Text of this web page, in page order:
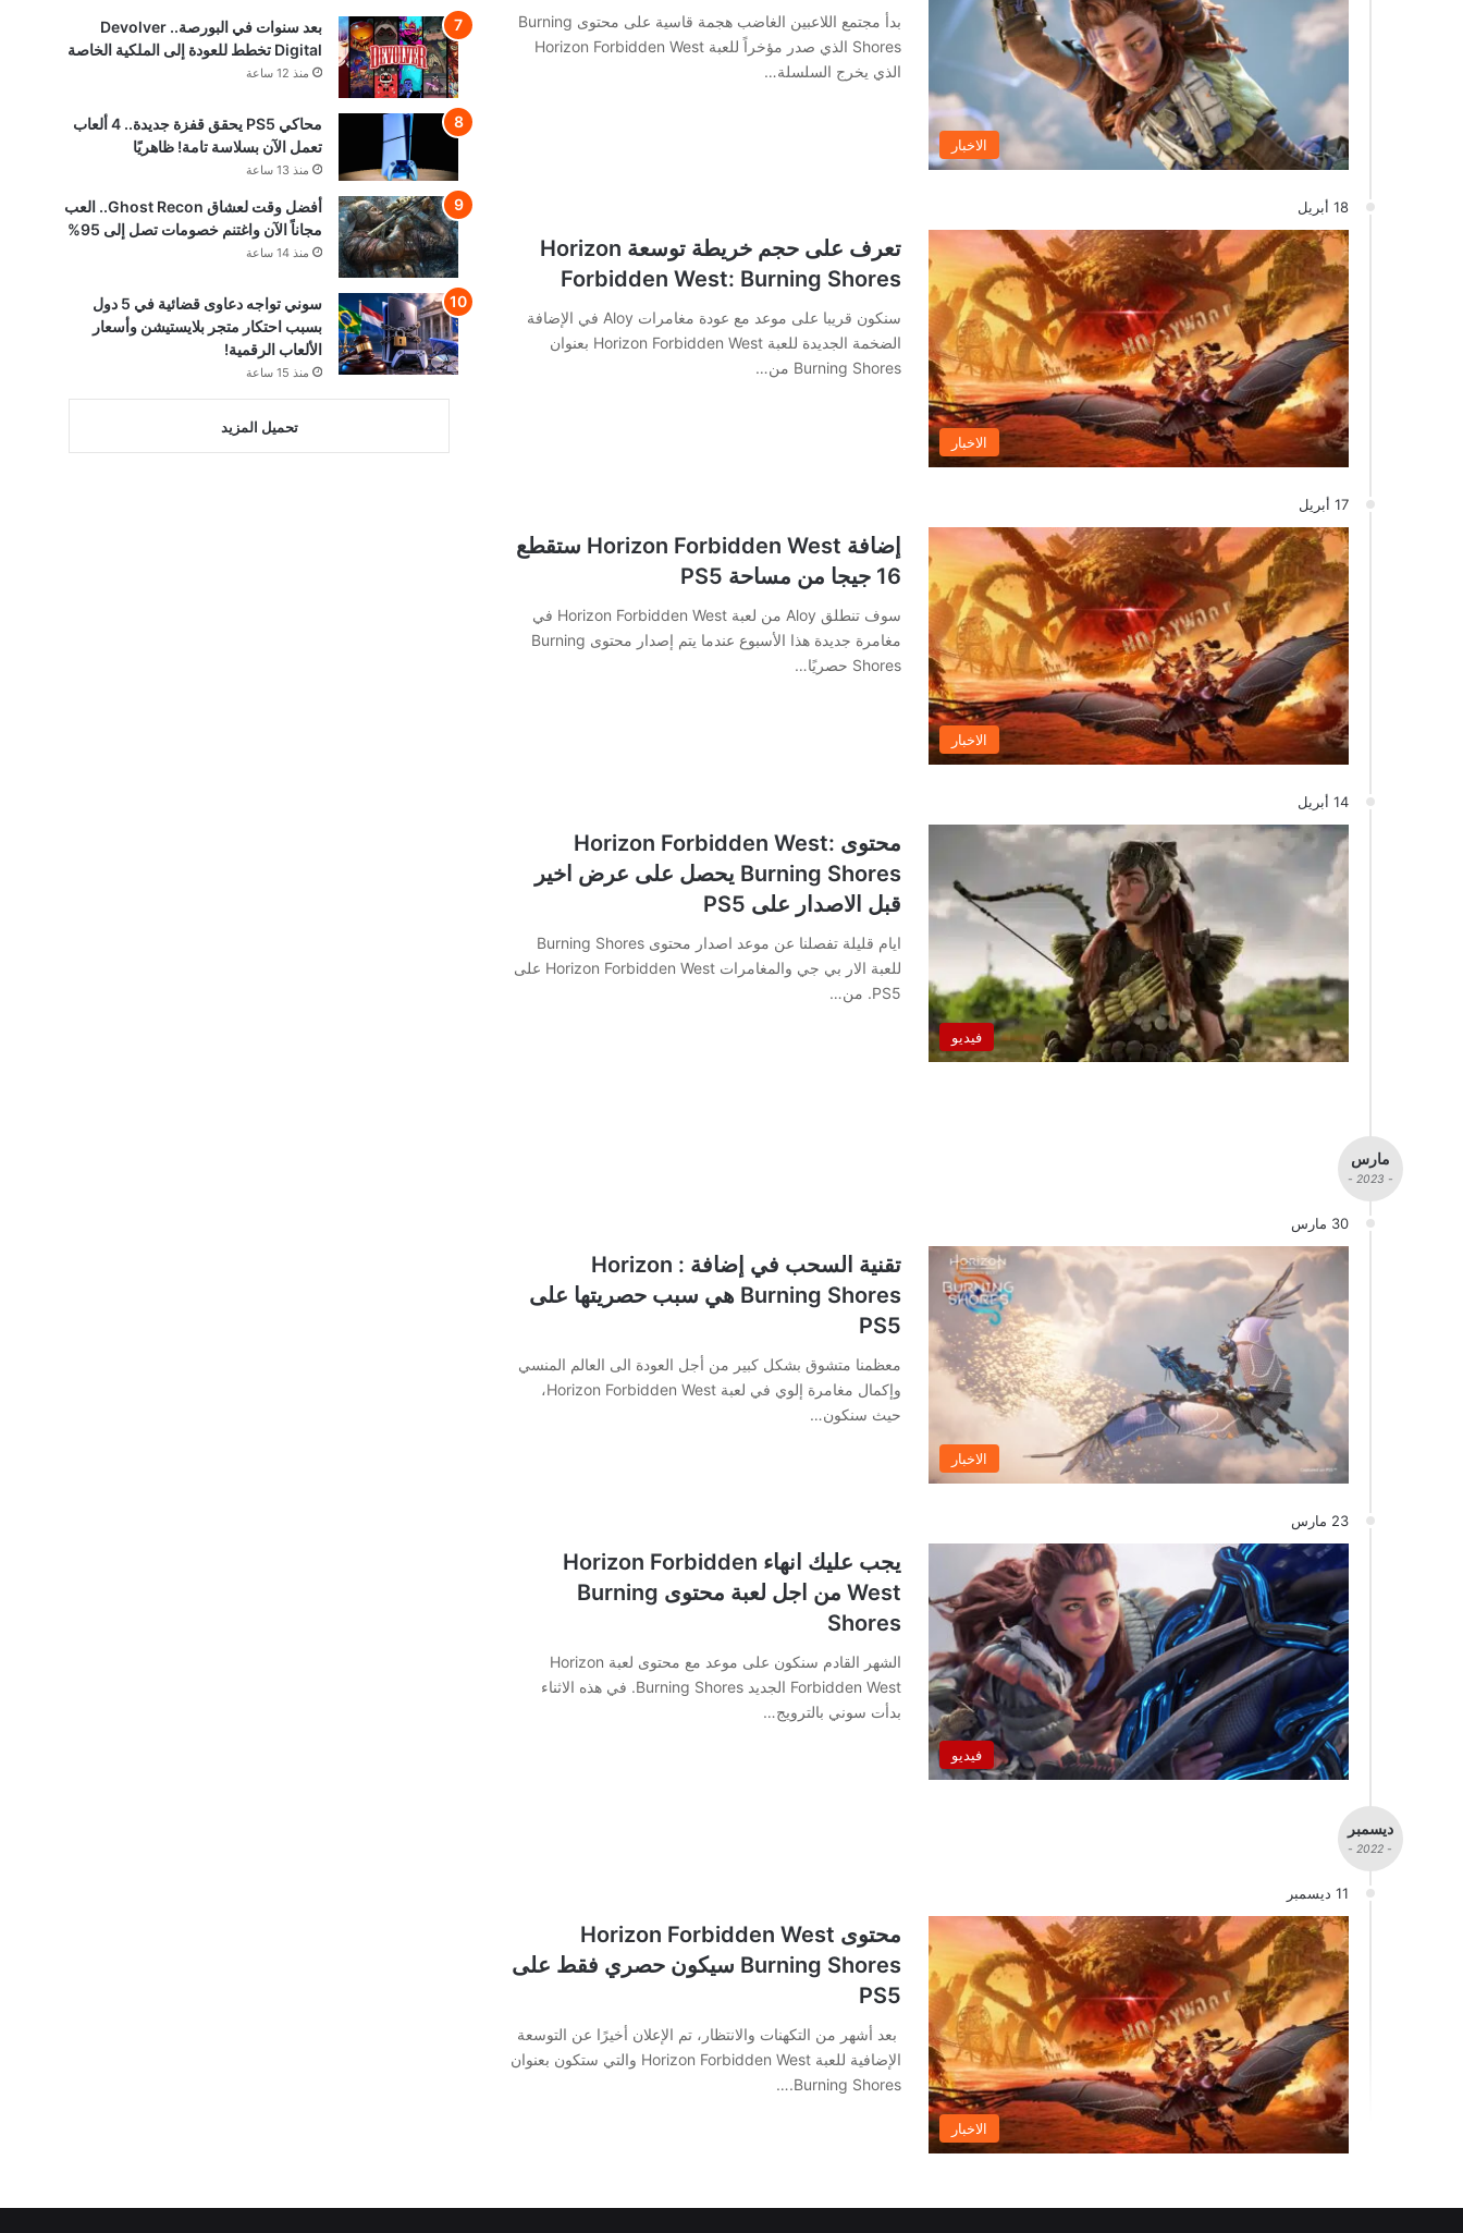
الاخبار
بدأ مجتمع اللاعبين الغاضب هجمة قاسية على محتوى Burning
Shores الذي صدر مؤخراً للعبة Horizon Forbidden West
الذي يخرج السلسلة…
18 أبريل
الاخبار
تعرف على حجم خريطة توسعة Horizon
Forbidden West: Burning Shores
سنكون قريبا على موعد مع عودة مغامرات Aloy في الإضافة
الضخمة الجديدة للعبة Horizon Forbidden West بعنوان
Burning Shores من…
17 أبريل
الاخبار
إضافة Horizon Forbidden West ستقطع
16 جيجا من مساحة PS5
سوف تنطلق Aloy من لعبة Horizon Forbidden West في
مغامرة جديدة هذا الأسبوع عندما يتم إصدار محتوى Burning
Shores حصريًا…
14 أبريل
فيديو
محتوى Horizon Forbidden West:
Burning Shores يحصل على عرض اخير
قبل الاصدار على PS5
ايام قليلة تفصلنا عن موعد اصدار محتوى Burning Shores
للعبة الار بي جي والمغامرات Horizon Forbidden West على
PS5. من…
مارس
- 2023 -
30 مارس
الاخبار
تقنية السحب في إضافة Horizon :
Burning Shores هي سبب حصريتها على
PS5
معظمنا متشوق بشكل كبير من أجل العودة الى العالم المنسي
وإكمال مغامرة إلوي في لعبة Horizon Forbidden West،
حيث سنكون…
23 مارس
فيديو
يجب عليك انهاء Horizon Forbidden
West من اجل لعبة محتوى Burning
Shores
الشهر القادم سنكون على موعد مع محتوى لعبة Horizon
Forbidden West الجديد Burning Shores. في هذه الاثناء
بدأت سوني بالترويج…
ديسمبر
- 2022 -
11 ديسمبر
الاخبار
محتوى Horizon Forbidden West
Burning Shores سيكون حصري فقط على
PS5
بعد أشهر من التكهنات والانتظار، تم الإعلان أخيرًا عن التوسعة
الإضافية للعبة Horizon Forbidden West والتي ستكون بعنوان
Burning Shores.…
بعد سنوات في البورصة.. Devolver
Digital تخطط للعودة إلى الملكية الخاصة
منذ 12 ساعة
محاكي PS5 يحقق قفزة جديدة.. 4 ألعاب
تعمل الآن بسلاسة تامة! ظاهريًا
منذ 13 ساعة
أفضل وقت لعشاق Ghost Recon.. العب
مجاناً الآن واغتنم خصومات تصل إلى 95%
منذ 14 ساعة
سوني تواجه دعاوى قضائية في 5 دول
بسبب احتكار متجر بلايستيشن وأسعار
الألعاب الرقمية!
منذ 15 ساعة
تحميل المزيد